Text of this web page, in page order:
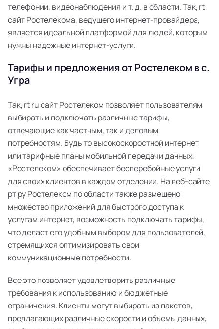
телефонии, видеонаблюдения и т. д. в области. Так, rt
сайт Ростелекома, ведущего интернет-провайдера,
является идеальной платформой для людей, которым
нужны надежные интернет-услуги.
Тарифы и предложения от Ростелеком в с.
Угра
Так, rt ru сайт Ростелеком позволяет пользователям
выбирать и подключать различные тарифы,
отвечающие как частным, так и деловым
потребностям. Будь то высокоскоростной интернет
или тарифные планы мобильной передачи данных,
«Ростелеком» обеспечивает бесперебойные услуги
для своих клиентов в каждом отделении. На веб-сайте
рт ру Ростелеком по области также размещено
множество приложений для быстрого доступа к
услугам интернет, возможность подключать тарифы,
что делает его удобным выбором для пользователей,
стремящихся оптимизировать свои
коммуникационные потребности.
Все это позволяет удовлетворить различные
требования к использованию и бюджетные
ограничения. Клиенты могут выбирать из пакетов,
предлагающих различные скорости и объемы данных,